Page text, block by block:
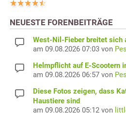
NEUESTE FORENBEITRÄGE
West-Nil-Fieber breitet sich
am 09.08.2026 07:03 von
Helmpflicht auf E-Scootern
am 09.08.2026 06:57 von
Diese Fotos zeigen, dass
Haustiere sind
am 09.08.2026 05:12 von